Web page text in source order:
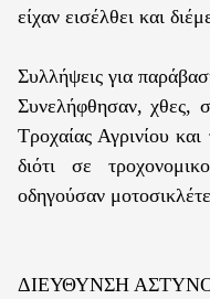
είχαν εισέλθει και
Συλλήψεις για
Συνελήφθησαν, χθες,
Τροχαίας Αγρινίου
διότι σε
οδηγούσαν
ΔΙΕΥΘΥΝΣΗ